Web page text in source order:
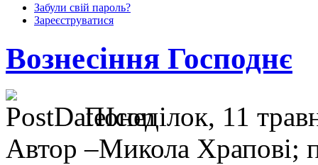
Забули свій пароль?
Зареєструватися
Вознесіння Господнє
Понеділок, 11
Автор –Микола Храпові;